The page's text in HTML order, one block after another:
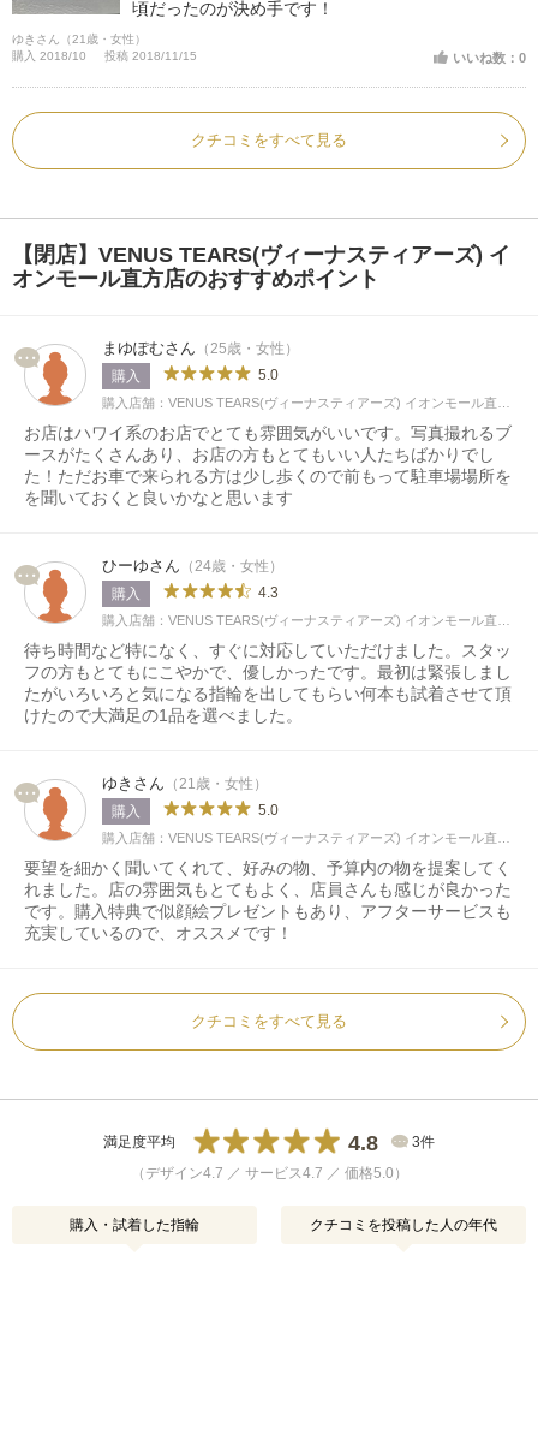
頃だったのが決め手です！
ゆきさん（21歳・女性）
購入 2018/10
投稿 2018/11/15 いいね数：0
クチコミをすべて見る
【閉店】VENUS TEARS(ヴィーナスティアーズ) イ
オンモール直方店のおすすめポイント
まゆぽむさん （25歳・女性）
購入
5.0
お店はハワイ系のお店でとても雰囲気がいいです。写真撮れるブ
ースがたくさんあり、お店の方もとてもいい人たちばかりでし
た！ただお車で来られる方は少し歩くので前もって駐車場場所を
を聞いておくと良いかなと思います
ひーゆさん （24歳・女性）
購入
4.3
待ち時間など特になく、すぐに対応していただけました。スタッ
フの方もとてもにこやかで、優しかったです。最初は緊張しまし
たがいろいろと気になる指輪を出してもらい何本も試着させて頂
けたので大満足の1品を選べました。
ゆきさん （21歳・女性）
購入
5.0
要望を細かく聞いてくれて、好みの物、予算内の物を提案してく
れました。店の雰囲気もとてもよく、店員さんも感じが良かった
です。購入特典で似顔絵プレゼントもあり、アフターサービスも
充実しているので、オススメです！
クチコミをすべて見る
満足度平均 4.8
3件
（デザイン4.7 ／ サービス4.7 ／ 価格5.0）
購入・試着した指輪 クチコミを投稿した人の年代